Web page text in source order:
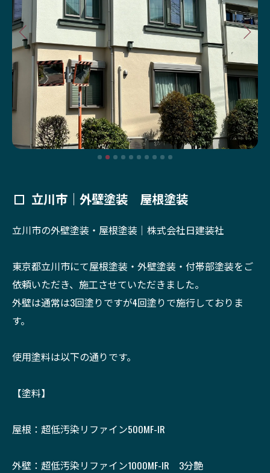
立川市｜外壁塗装 屋根塗装
立川市の外壁塗装・屋根塗装｜株式会社日建装社
東京都立川市にて屋根塗装・外壁塗装・付帯部塗装をご
依頼いただき、施工させていただきました。
外壁は通常は3回塗りですが4回塗りで施行しておりま
す。
使用塗料は以下の通りです。
【塗料】
屋根：超低汚染リファイン500MF-IR
外壁：超低汚染リファイン1000MF-IR 3分艶